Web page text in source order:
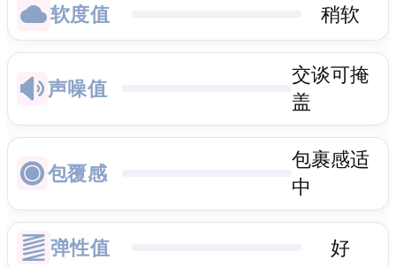
软度值 稍软
声噪值
交谈可掩
盖
包覆感
包裹感适
中
弹性值 好